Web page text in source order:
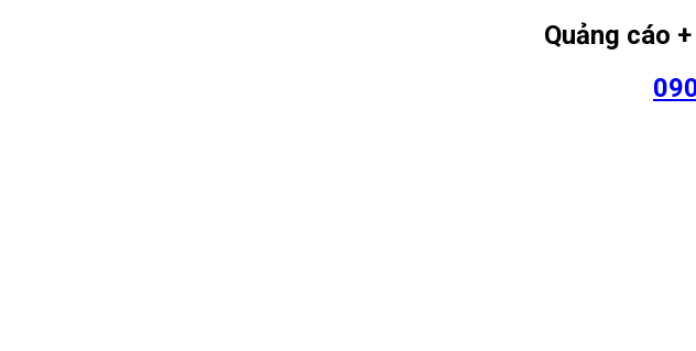
Quảng cáo